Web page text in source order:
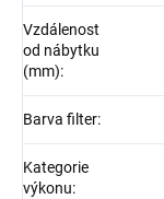
Vzdálenost
od nábytku
(mm):
Barva filter:
Kategorie
výkonu: